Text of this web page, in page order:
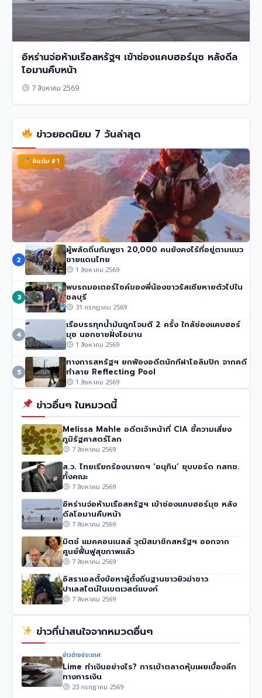
อิหร่านจ่อห้ามเรือสหรัฐฯ เข้าช่องแคบฮอร์มุซ หลังดีล
โอมานคืบหน้า
7 สิงหาคม 2569
ข่าวยอดนิยม 7 วันล่าสุด
อันดับ #1
นักปีนเขาชื่อดัง นิมมัล ปูร์จา เสียชีวิตในหิมะถล่มปากีสถาน
49 วิว• 1 สิงหาคม 2569
2
ผู้พลัดถิ่นกัมพูชา 20,000 คนยังคงไร้ที่อยู่ตามแนว
ชายแดนไทย
1 สิงหาคม 2569
3
พบรถมอเตอร์ไซค์ของพี่น้องชาวรัสเซียหายตัวไปใน
ชลบุรี
31 กรกฎาคม 2569
4
เรือบรรทุกน้ำมันถูกโจมตี 2 ครั้ง ใกล้ช่องแคบฮอร์
มุซ นอกชายฝั่งโอมาน
1 สิงหาคม 2569
5
ทางการสหรัฐฯ ยกฟ้องอดีตนักกีฬาโอลิมปิก จากคดี
ทำลาย Reflecting Pool
1 สิงหาคม 2569
ข่าวอื่นๆ ในหมวดนี้
Melissa Mahle อดีตเจ้าหน้าที่ CIA ชี้ความเสี่ยง
ภูมิรัฐศาสตร์โลก
7 สิงหาคม 2569
ส.ว. ไทยเรียกร้องนายกฯ ‘อนุทิน’ ยุบบอร์ด กสทช.
ทั้งคณะ
7 สิงหาคม 2569
อิหร่านจ่อห้ามเรือสหรัฐฯ เข้าช่องแคบฮอร์มุซ หลัง
ดีลโอมานคืบหน้า
7 สิงหาคม 2569
มิตช์ แมคคอนเนลล์ วุฒิสมาชิกสหรัฐฯ ออกจาก
ศูนย์ฟื้นฟูสุขภาพแล้ว
7 สิงหาคม 2569
อิสราเอลตั้งข้อหาผู้ตั้งถิ่นฐานชาวยิวฆ่าชาว
ปาเลสไตน์ในเขตเวสต์แบงก์
7 สิงหาคม 2569
ข่าวที่น่าสนใจจากหมวดอื่นๆ
ข่าวต่างประเทศ
Lime ทำเงินอย่างไร? การเข้าตลาดหุ้นเผยเบื้องลึก
ทางการเงิน
23 กรกฎาคม 2569